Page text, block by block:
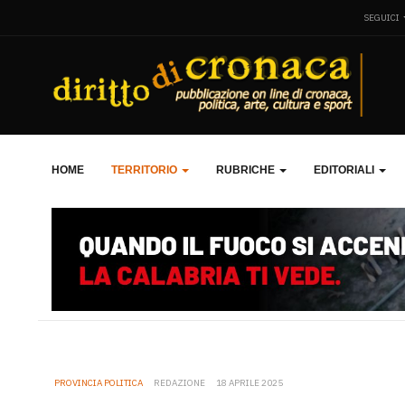
SEGUICI
HOME TERRITORIO RUBRICHE EDITORIALI
PROVINCIA POLITICA REDAZIONE 18 APRILE 2025